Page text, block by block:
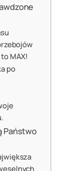
MAX!
po
Państwo